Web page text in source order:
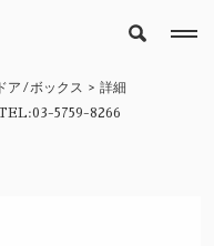
ア /ボックス 詳細
5759-8266